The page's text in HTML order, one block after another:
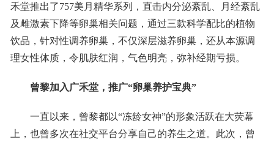
禾堂推出了757美月精华系列，直击内分泌紊乱、月经紊乱
及雌激素下降等卵巢相关问题，通过三款科学配比的植物
饮品，针对性调养卵巢，不仅深层滋养卵巢，还从本源调
理女性体质，令肌肤红润，气色明亮，弥补经期亏损。
曾黎加入广禾堂，推广“卵巢养护宝典”
一直以来，曾黎都以“冻龄女神”的形象活跃在大荧幕
上，也曾多次在社交平台分享自己的养生之道。此次，曾